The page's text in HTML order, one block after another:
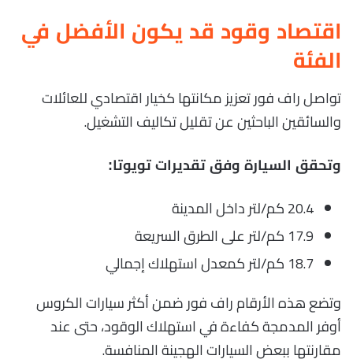
اقتصاد وقود قد يكون الأفضل في
الفئة
تواصل راف فور تعزيز مكانتها كخيار اقتصادي للعائلات
والسائقين الباحثين عن تقليل تكاليف التشغيل.
وتحقق السيارة وفق تقديرات تويوتا:
20.4 كم/لتر داخل المدينة
17.9 كم/لتر على الطرق السريعة
18.7 كم/لتر كمعدل استهلاك إجمالي
وتضع هذه الأرقام راف فور ضمن أكثر سيارات الكروس
أوفر المدمجة كفاءة في استهلاك الوقود، حتى عند
مقارنتها ببعض السيارات الهجينة المنافسة.